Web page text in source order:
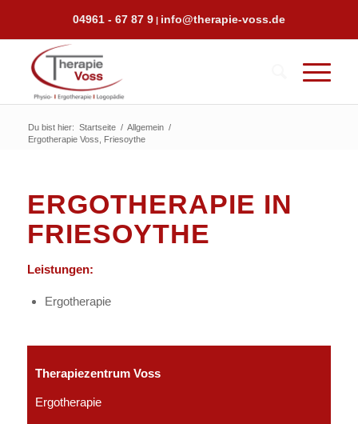
04961 - 67 87 9| info@therapie-voss.de
Du bist hier: Startseite / Allgemein /
Ergotherapie Voss, Friesoythe
ERGOTHERAPIE IN
FRIESOYTHE
Leistungen:
Ergotherapie
Therapiezentrum Voss
Ergotherapie